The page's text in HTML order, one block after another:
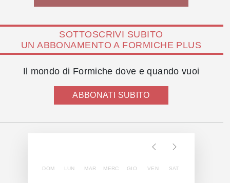
SOTTOSCRIVI SUBITO
UN ABBONAMENTO A FORMICHE PLUS
Il mondo di Formiche dove e quando vuoi
ABBONATI SUBITO
DOM LUN MAR MERC GIO VEN SAT